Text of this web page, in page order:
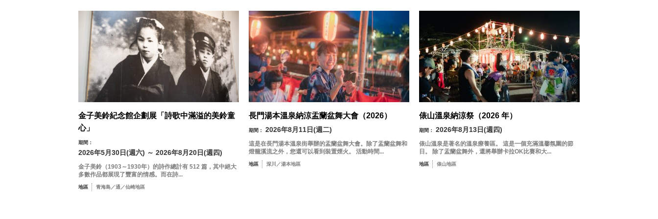
金子美鈴紀念館企劃展「詩歌中滿溢的美鈴童
心」
期間：
2026年5月30日(週六) ～ 2026年8月20日(週四)
金子美鈴（1903～1930年）的詩作總計有 512 篇，其中絕大
多數作品都展現了豐富的情感。而在詩...
地區 青海島／通／仙崎地區
長門湯本溫泉納涼盂蘭盆舞大會（2026）
期間： 2026年8月11日(週二)
這是在長門湯本溫泉街舉辦的盂蘭盆舞大會。除了盂蘭盆舞和
燈籠溪流之外，您還可以看到裝置煙火。 活動時間...
地區 深川／湯本地區
俵山溫泉納涼祭（2026 年）
期間： 2026年8月13日(週四)
俵山溫泉是著名的溫泉療養區。 這是一個充滿溫馨氛圍的節
日。 除了盂蘭盆舞外，還將舉辦卡拉OK比賽和大...
地區 俵山地區